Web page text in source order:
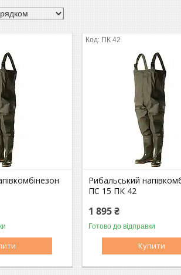
ПК 42
Рибальський
ПС 15 ПК 42
1 895 ₴
Готово до відправки
Купити